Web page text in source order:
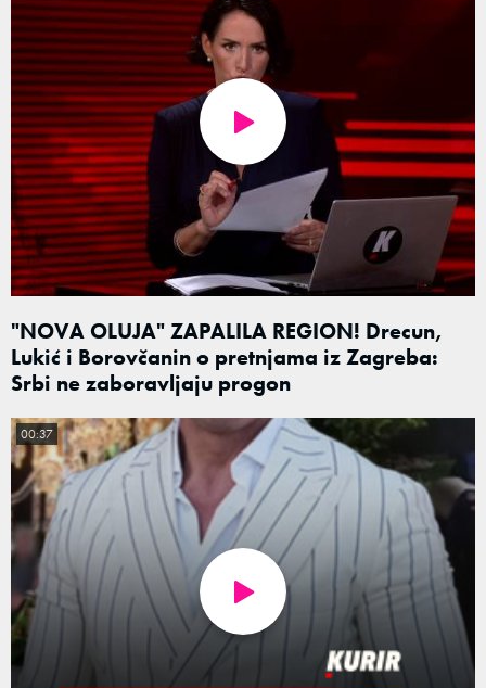
"NOVA OLUJA" ZAPALILA REGION! Drecun,
Lukić i Borovčanin o pretnjama iz Zagreba:
Srbi ne zaboravljaju progon
00:37